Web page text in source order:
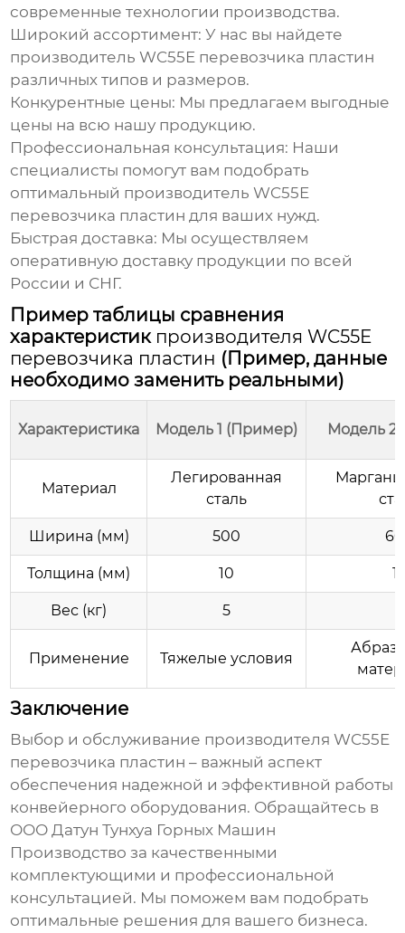
современные технологии производства.
Широкий ассортимент: У нас вы найдете
производитель WC55E перевозчика пластин
различных типов и размеров.
Конкурентные цены: Мы предлагаем выгодные
цены на всю нашу продукцию.
Профессиональная консультация: Наши
специалисты помогут вам подобрать
оптимальный производитель WC55E
перевозчика пластин для ваших нужд.
Быстрая доставка: Мы осуществляем
оперативную доставку продукции по всей
России и СНГ.
Пример таблицы сравнения
характеристик производителя WC55E
перевозчика пластин (Пример, данные
необходимо заменить реальными)
Характеристика Модель 1 (Пример) Модель 2
Материал
Легированная
сталь
Ширина (мм) 500
Толщина (мм) 10
Вес (кг) 5
Применение Тяжелые условия
Заключение
Выбор и обслуживание производителя WC55E
перевозчика пластин – важный аспект
обеспечения надежной и эффективной работы
конвейерного оборудования. Обращайтесь в
ООО Датун Тунхуа Горных Машин
Производство за качественными
комплектующими и профессиональной
консультацией. Мы поможем вам подобрать
оптимальные решения для вашего бизнеса.